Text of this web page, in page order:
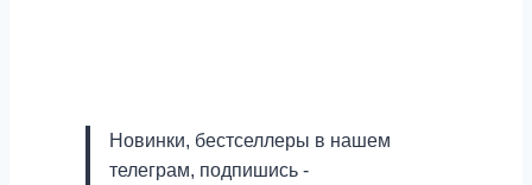
Новинки, бестселлеры в нашем
телеграм, подпишись -